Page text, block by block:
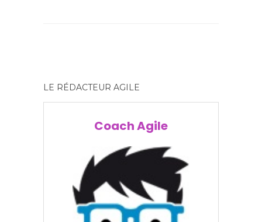
LE RÉDACTEUR AGILE
Coach Agile